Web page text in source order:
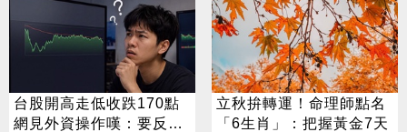
台股開高走低收跌170點
網見外資操作嘆：要反轉
立秋拚轉運！命理師點名
「6生肖」：把握黃金7天